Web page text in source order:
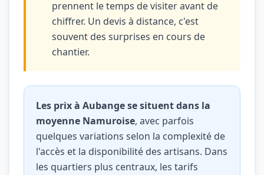
prennent le temps de visiter avant de
chiffrer. Un devis à distance, c'est
souvent des surprises en cours de
chantier.
Les prix à Aubange se situent dans la
moyenne Namuroise, avec parfois
quelques variations selon la complexité de
l'accès et la disponibilité des artisans. Dans
les quartiers plus centraux, les tarifs